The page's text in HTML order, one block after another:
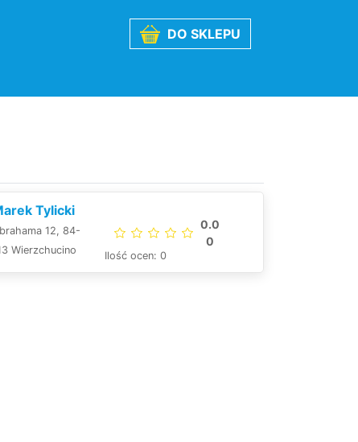
DO SKLEPU
Tylicki
12, 84-
Wierzchucino
0.0
0
Ilość ocen: 0